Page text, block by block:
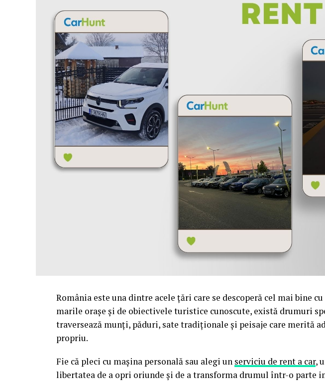
România este una dintre acele țări care se descoperă cel mai bine
marile orașe și de obiectivele turistice cunoscute, există drumuri
traversează munți, păduri, sate tradiționale și peisaje care merită
propriu.
Fie că pleci cu mașina personală sau alegi un serviciu de rent a car,
libertatea de a opri oriunde și de a transforma drumul într-o parte